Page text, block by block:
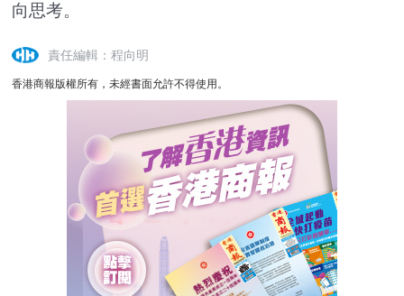
向思考。
責任編輯：程向明
香港商報版權所有，未經書面允許不得使用。